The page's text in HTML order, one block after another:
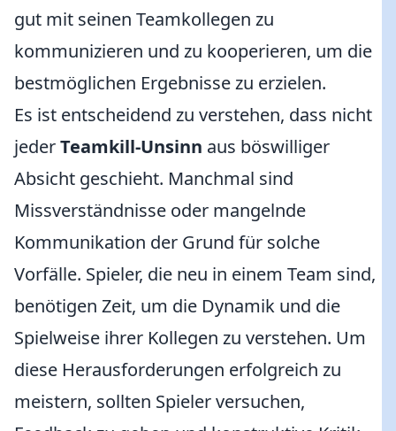
gut mit seinen Teamkollegen zu
kommunizieren und zu kooperieren, um die
bestmöglichen Ergebnisse zu erzielen.
Es ist entscheidend zu verstehen, dass nicht
jederTeamkill-Unsinn aus böswilliger
Absicht geschieht. Manchmal sind
Missverständnisse oder mangelnde
Kommunikation der Grund für solche
Vorfälle. Spieler, die neu in einem Team sind,
benötigen Zeit, um die Dynamik und die
Spielweise ihrer Kollegen zu verstehen. Um
diese Herausforderungen erfolgreich zu
meistern, sollten Spieler versuchen,